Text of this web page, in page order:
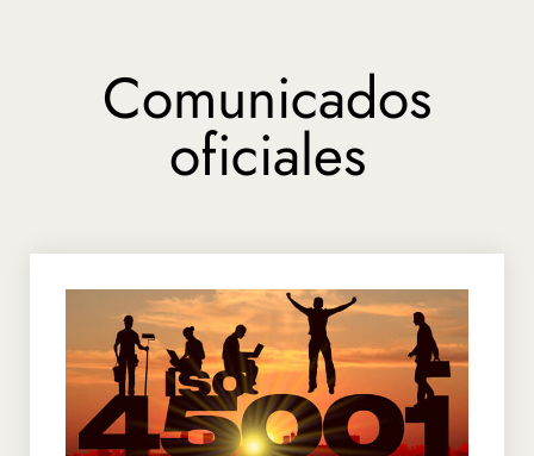
Comunicados
oficiales